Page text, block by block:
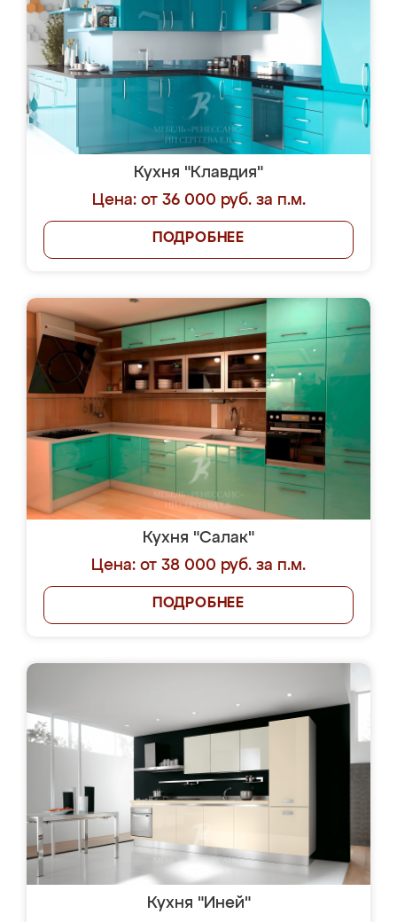
Кухня "Клавдия"
Цена: от 36 000 руб. за п.м.
ПОДРОБНЕЕ
Кухня "Салак"
Цена: от 38 000 руб. за п.м.
ПОДРОБНЕЕ
Кухня "Иней"